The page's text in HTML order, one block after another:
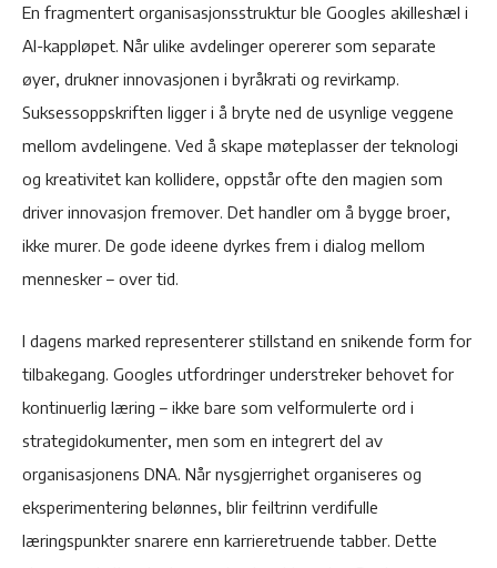
En fragmentert organisasjonsstruktur ble Googles akilleshæl i
AI-kappløpet. Når ulike avdelinger opererer som separate
øyer, drukner innovasjonen i byråkrati og revirkamp.
Suksessoppskriften ligger i å bryte ned de usynlige veggene
mellom avdelingene. Ved å skape møteplasser der teknologi
og kreativitet kan kollidere, oppstår ofte den magien som
driver innovasjon fremover. Det handler om å bygge broer,
ikke murer. De gode ideene dyrkes frem i dialog mellom
mennesker – over tid.
I dagens marked representerer stillstand en snikende form for
tilbakegang. Googles utfordringer understreker behovet for
kontinuerlig læring – ikke bare som velformulerte ord i
strategidokumenter, men som en integrert del av
organisasjonens DNA. Når nysgjerrighet organiseres og
eksperimentering belønnes, blir feiltrinn verdifulle
læringspunkter snarere enn karrieretruende tabber. Dette